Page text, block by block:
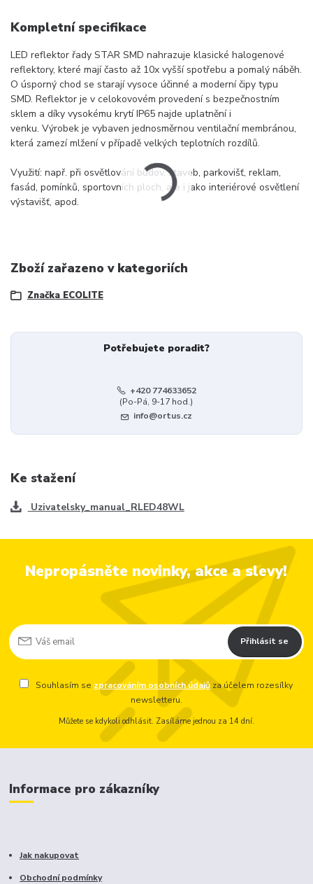
Kompletní specifikace
LED reflektor řady STAR SMD nahrazuje klasické halogenové
reflektory, které mají často až 10x vyšší spotřebu a pomalý náběh.
O úsporný chod se starají vysoce účinné a moderní čipy typu
SMD. Reflektor je v celokovovém provedení s bezpečnostním
sklem a díky vysokému krytí IP65 najde uplatnění i
venku. Výrobek je vybaven jednosměrnou ventilační membránou,
která zamezí mlžení v případě velkých teplotních rozdílů.
Využití: např. při osvětlování budov, staveb, parkovišť, reklam,
fasád, pomínků, sportovních ploch, ale i jako interiérové osvětlení
výstavišť, apod.
Zboží zařazeno v kategoriích
Značka ECOLITE
Potřebujete poradit?
+420 774633652
(Po-Pá, 9-17 hod.)
info@ortus.cz
Ke stažení
Uzivatelsky_manual_RLED48WL
Nepropásněte novinky, akce a slevy!
Přihlásit se
Souhlasím se zpracováním osobních údajů za účelem rozesílky
newsletteru.
Můžete se kdykoli odhlásit. Zasíláme jednou za 14 dní.
Informace pro zákazníky
Jak nakupovat
Obchodní podmínky